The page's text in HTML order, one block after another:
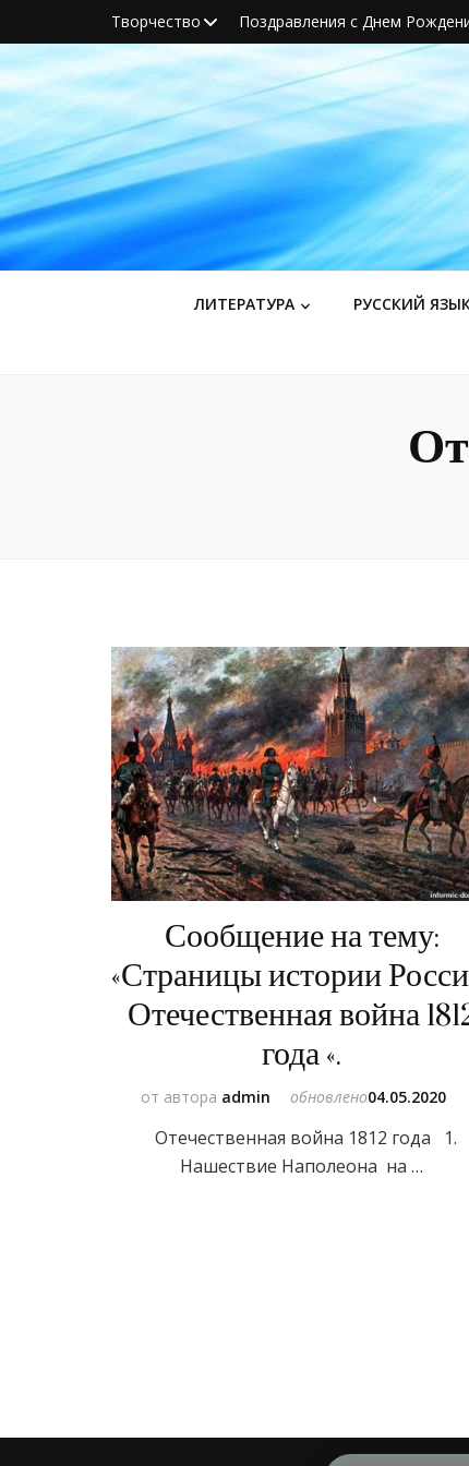
Творчество Поздравления с Днем
ЛИТЕРАТУРА РУССКИЙ
Сообщение на тему:
«Страницы истории
Отечественная война
года «.
от автора admin обновлено04.05.2020
Отечественная война 1812 года 1.
Нашествие Наполеона на …